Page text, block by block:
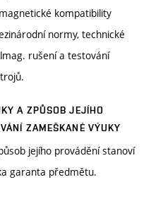
kompatibility
normy, technické
rušení a testování
A ZPŮSOB JEJÍHO
ZAMEŠKANÉ VÝUKY
jejího provádění stanoví
garanta předmětu.